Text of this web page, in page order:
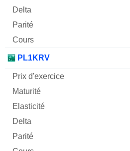
PL1KRV